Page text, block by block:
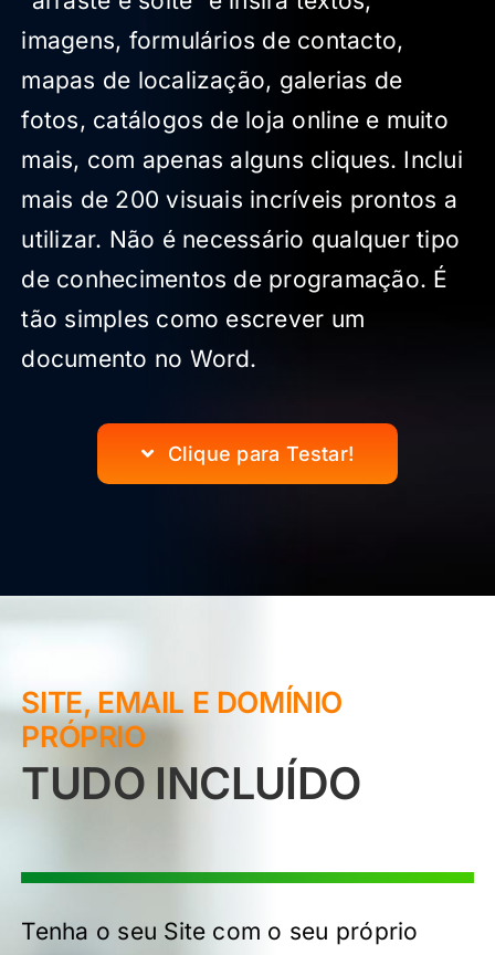
imagens, formulários de contacto,
mapas de localização, galerias de
fotos, catálogos de loja online e muito
mais, com apenas alguns cliques. Inclui
mais de 200 visuais incríveis prontos a
utilizar. Não é necessário qualquer tipo
de conhecimentos de programação. É
tão simples como escrever um
documento no Word.
Clique para Testar!
SITE, EMAIL E DOMÍNIO
PRÓPRIO
TUDO INCLUÍDO
Tenha o seu Site com o seu próprio